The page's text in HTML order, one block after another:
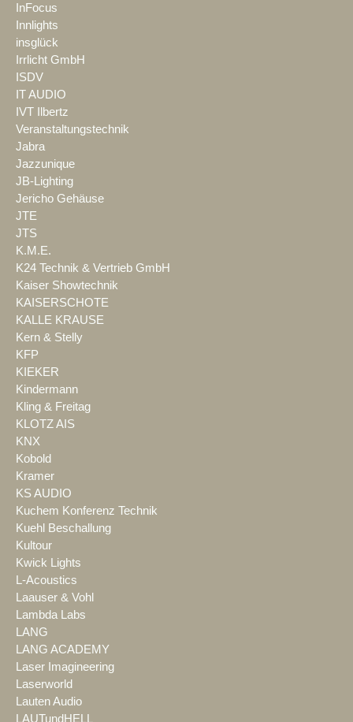
InFocus
Innlights
insglück
Irrlicht GmbH
ISDV
IT AUDIO
IVT Ilbertz
Veranstaltungstechnik
Jabra
Jazzunique
JB-Lighting
Jericho Gehäuse
JTE
JTS
K.M.E.
K24 Technik & Vertrieb GmbH
Kaiser Showtechnik
KAISERSCHOTE
KALLE KRAUSE
Kern & Stelly
KFP
KIEKER
Kindermann
Kling & Freitag
KLOTZ AIS
KNX
Kobold
Kramer
KS AUDIO
Kuchem Konferenz Technik
Kuehl Beschallung
Kultour
Kwick Lights
L-Acoustics
Laauser & Vohl
Lambda Labs
LANG
LANG ACADEMY
Laser Imagineering
Laserworld
Lauten Audio
LAUTundHELL